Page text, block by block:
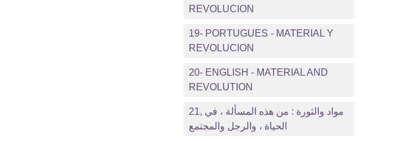
REVOLUCION
19- PORTUGUES - MATERIAL Y
REVOLUCION
20- ENGLISH - MATERIAL AND
REVOLUTION
21, مواد والثورة : من هذه المسألة ، في
الحياة ، والرجل والمجتمع